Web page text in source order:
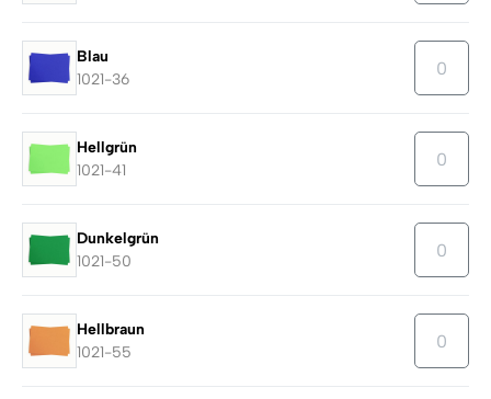
Blau
1021-36
Hellgrün
1021-41
Dunkelgrün
1021-50
Hellbraun
1021-55